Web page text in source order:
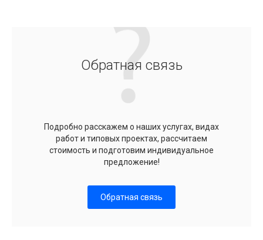
Обратная связь
Подробно расскажем о наших услугах, видах
работ и типовых проектах, рассчитаем
стоимость и подготовим индивидуальное
предложение!
Обратная связь